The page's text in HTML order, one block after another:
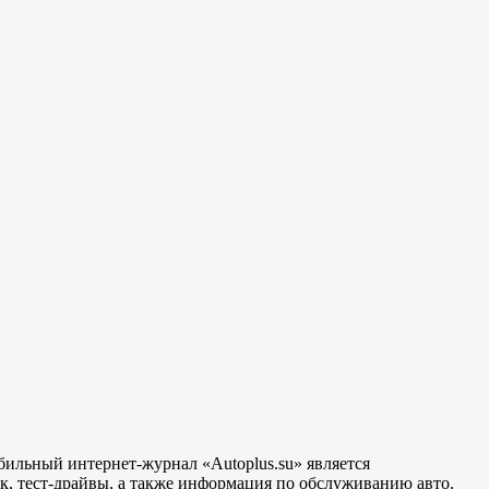
интернет-журнал «Autoplus.su» является
тест-драйвы, а также информация по обслуживанию авто.